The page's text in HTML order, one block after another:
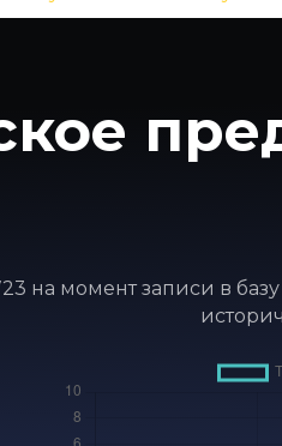
на момент записи в